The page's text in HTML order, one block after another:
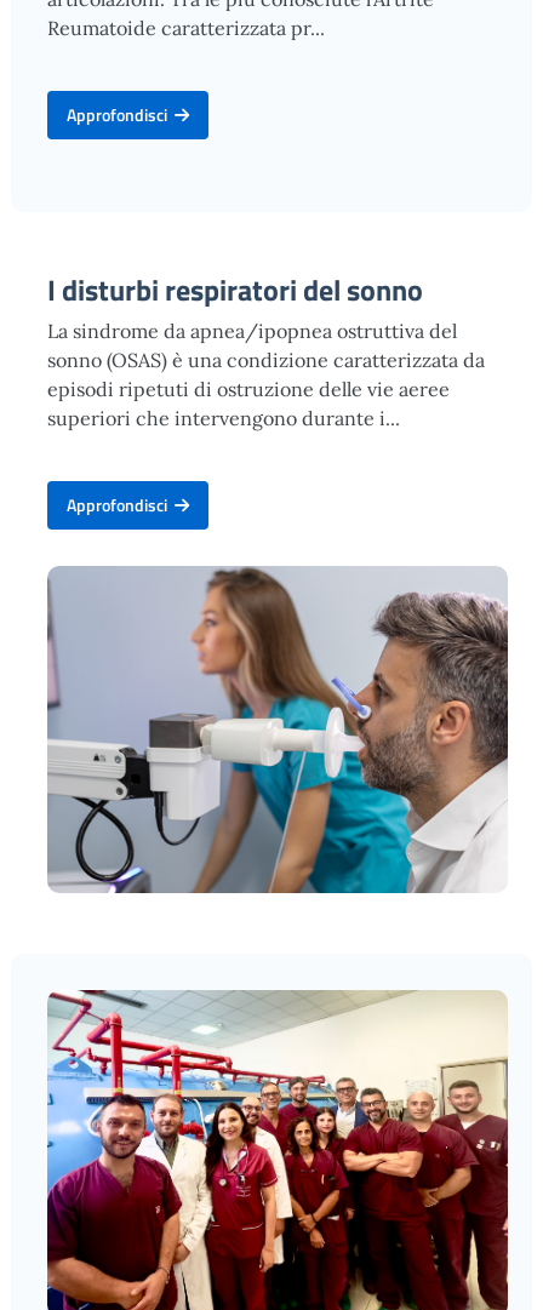
Reumatoide caratterizzata pr...
Approfondisci
I disturbi respiratori del sonno
La sindrome da apnea/ipopnea ostruttiva del
sonno (OSAS) è una condizione caratterizzata da
episodi ripetuti di ostruzione delle vie aeree
superiori che intervengono durante i...
Approfondisci